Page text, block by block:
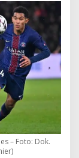
– Foto: Dok.